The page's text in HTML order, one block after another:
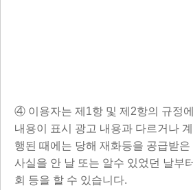
④ 이용자는 제1항 및 제2항의 규정
내용이 표시 광고 내용과 다르거나
행된 때에는 당해 재화등을 공급받
사실을 안 날 또는 알수 있었던 날부
회 등을 할 수 있습니다.